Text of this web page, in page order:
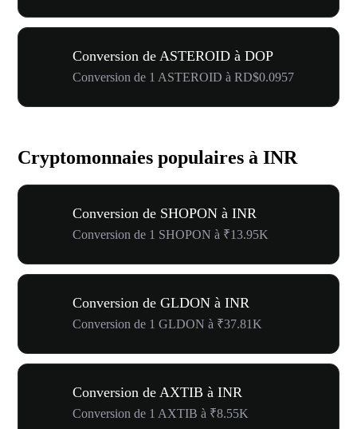
Conversion de ASTEROID à DOP
Conversion de 1 ASTEROID à RD$0.0957
Cryptomonnaies populaires à INR
Conversion de SHOPON à INR
Conversion de 1 SHOPON à ₹13.95K
Conversion de GLDON à INR
Conversion de 1 GLDON à ₹37.81K
Conversion de AXTIB à INR
Conversion de 1 AXTIB à ₹8.55K